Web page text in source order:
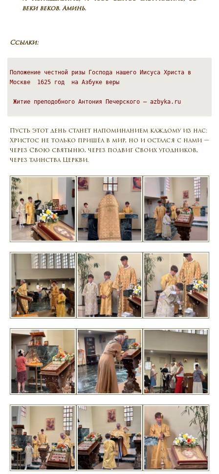
веки веков. Аминь.
Ссылки:
Положение честной ризы Господа нашего Иисуса Христа в
Москве  1625 год  на Азбуке веры
Житие преподобного Антония Печерского — azbyka.ru
Пусть этот день станет напоминанием каждому из нас:
Христос не только пришёл в мир, но и остался с нами —
через Свою святыню, через подвиг Своих угодников,
через таинства Церкви.